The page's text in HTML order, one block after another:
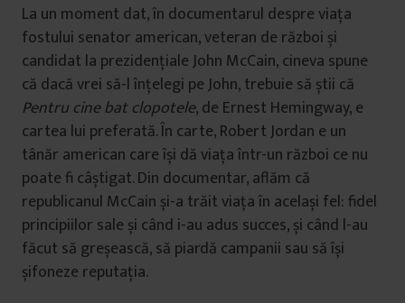
La un moment dat, în documentarul despre viața
fostului senator american, veteran de război și
candidat la prezidențiale John McCain, cineva spune
că dacă vrei să-l înțelegi pe John, trebuie să știi că
Pentru cine bat clopotele, de Ernest Hemingway, e
cartea lui preferată. În carte, Robert Jordan e un
tânăr american care își dă viața într-un război ce nu
poate fi câștigat. Din documentar, aflăm că
republicanul McCain și-a trăit viața în același fel: fidel
principiilor sale și când i-au adus succes, și când l-au
făcut să greșească, să piardă campanii sau să își
șifoneze reputația.